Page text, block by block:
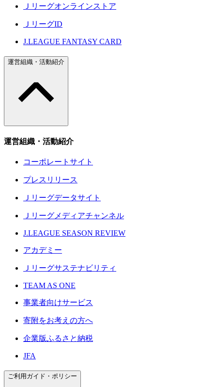
Ｊリーグオンラインストア
ＪリーグID
J.LEAGUE FANTASY CARD
運営組織・活動紹介
運営組織・活動紹介
コーポレートサイト
プレスリリース
Ｊリーグデータサイト
Ｊリーグメディアチャンネル
J.LEAGUE SEASON REVIEW
アカデミー
Ｊリーグサステナビリティ
TEAM AS ONE
事業者向けサービス
寄附をお考えの方へ
企業版ふるさと納税
JFA
ご利用ガイド・ポリシー